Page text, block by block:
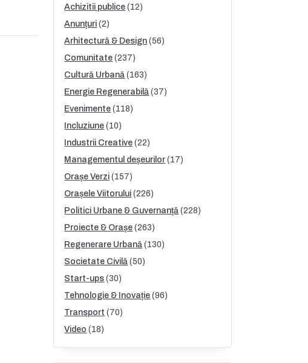
Achizitii publice (12)
Anunțuri (2)
Arhitectură & Design (56)
Comunitate (237)
Cultură Urbană (163)
Energie Regenerabilă (37)
Evenimente (118)
Incluziune (10)
Industrii Creative (22)
Managementul deșeurilor (17)
Orașe Verzi (157)
Orașele Viitorului (226)
Politici Urbane & Guvernanță (228)
Proiecte & Orașe (263)
Regenerare Urbană (130)
Societate Civilă (50)
Start-ups (30)
Tehnologie & Inovație (96)
Transport (70)
Video (18)